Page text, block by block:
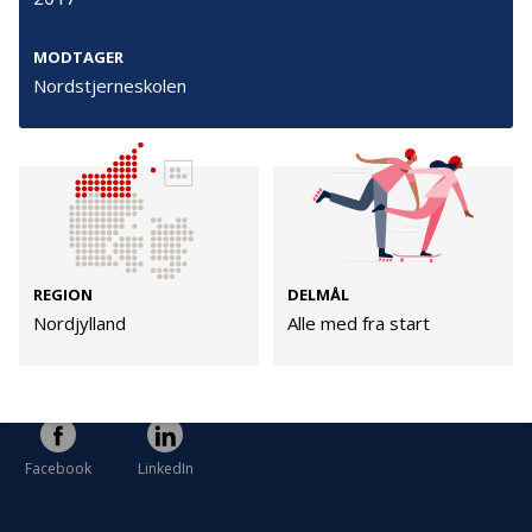
MODTAGER
Nordstjerneskolen
REGION
Nordjylland
DELMÅL
Alle med fra start
Persondata
Vilkår
Følg os
TryghedsGruppen
Facebook
Facebook LinkedIn